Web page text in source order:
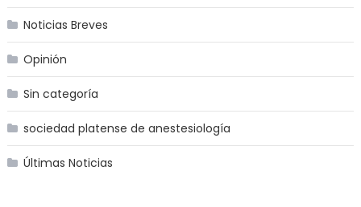
Noticias Breves
Opinión
Sin categoría
sociedad platense de anestesiología
Últimas Noticias